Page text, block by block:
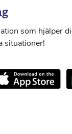
som hjälper
situationer!